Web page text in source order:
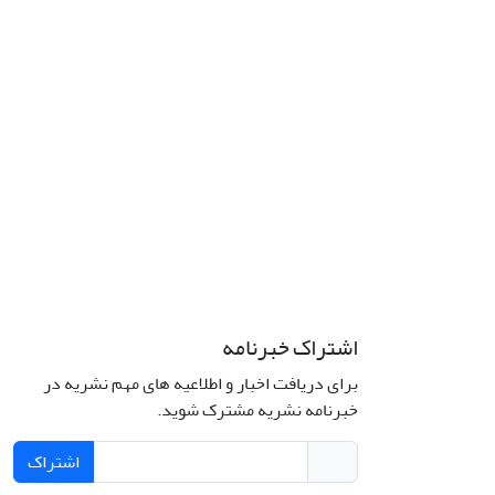
اشتراک خبرنامه
برای دریافت اخبار و اطلاعیه های مهم نشریه در
خبرنامه نشریه مشترک شوید.
اشتراک